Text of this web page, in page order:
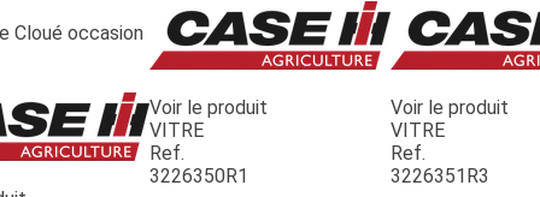
Cloué occasion
Voir le produit
VITRE
Ref.
3226350R1
Voir le produit
VITRE
Ref.
3226351R3